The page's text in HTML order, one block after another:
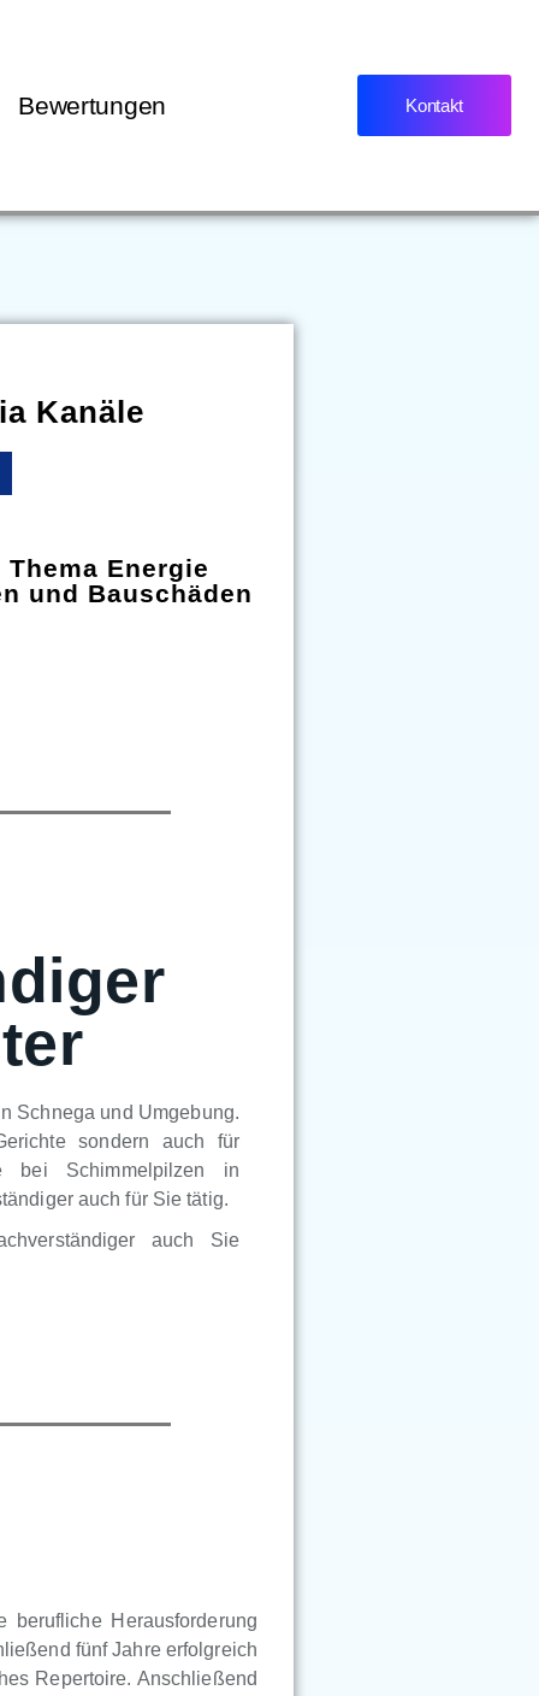
Bewertungen Kontakt
Kanäle
Energie
und Bauschäden
Schnega und Umgebung.
sondern auch für
bei Schimmelpilzen in
auch für Sie tätig.
auch Sie
Herausforderung
fünf Jahre erfolgreich
Repertoire. Anschließend